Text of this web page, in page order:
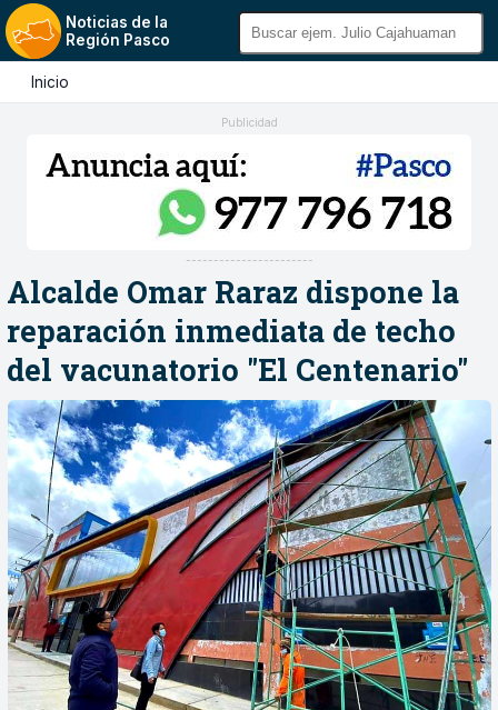
Noticias de la
Región Pasco
Inicio
Publicidad
-----------------------
Alcalde Omar Raraz dispone la
reparación inmediata de techo
del vacunatorio "El Centenario"